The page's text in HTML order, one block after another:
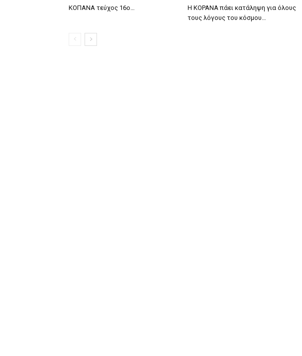
ΚΟΠΑΝΑ τεύχος 16ο…
Η KOPANA πάει κατάληψη για όλους
τους λόγους του κόσμου…